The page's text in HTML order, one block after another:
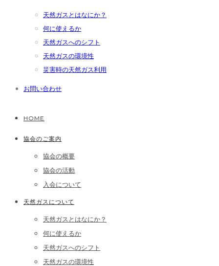
天然ガスとはなにか？
何に使えるか
天然ガスへのシフト
天然ガスの環境性
災害時の天然ガス利用
お問い合わせ
HOME
協会のご案内
協会の概要
協会の活動
入会について
天然ガスについて
天然ガスとはなにか？
何に使えるか
天然ガスへのシフト
天然ガスの環境性